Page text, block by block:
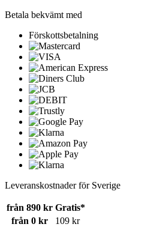
Betala bekvämt med
Förskottsbetalning
Leveranskostnader för Sverige
från 890 kr Gratis*
från 0 kr
109 kr